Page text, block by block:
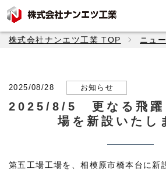
株式会社ナンエツ工業 TOP ニュ
2025/08/28 お知らせ
2025/8/5 更なる飛躍
場を新設いたし
第五工場工場を、相模原市橋本台に新